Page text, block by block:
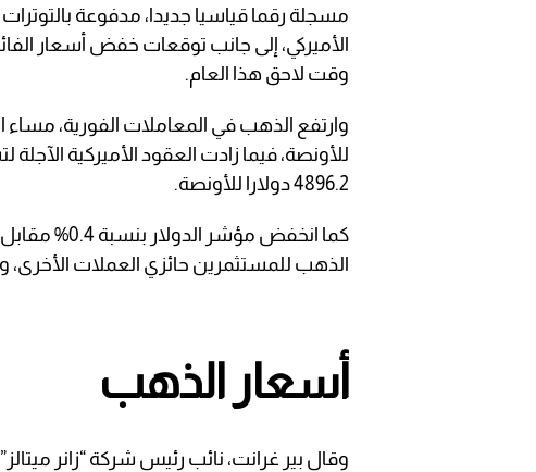
مسجلة رقما قياسيا جديدا، مدفوعة
الأميركي، إلى جانب توقعات خفض أسعار
وقت لاحق هذا العام.
4896.2 دولارا للأونصة.
كما انخفض
الذهب للمستثمرين حائزي العملات الأخرى،
أسعار الذهب
وقال بير غرانت، نائب رئيس شركة “زانر